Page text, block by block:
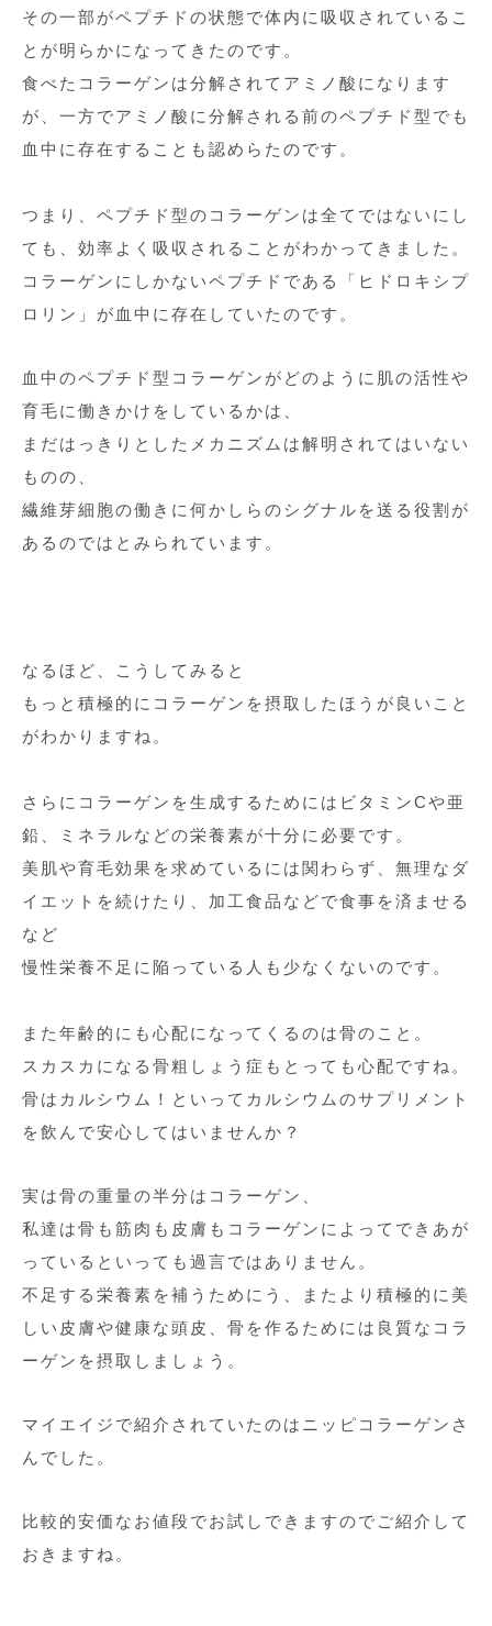
その一部がペプチドの状態で体内に吸収されているこ
とが明らかになってきたのです。
食べたコラーゲンは分解されてアミノ酸になります
が、一方でアミノ酸に分解される前のペプチド型でも
血中に存在することも認めらたのです。
つまり、ペプチド型のコラーゲンは全てではないにし
ても、効率よく吸収されることがわかってきました。
コラーゲンにしかないペプチドである「ヒドロキシプ
ロリン」が血中に存在していたのです。
血中のペプチド型コラーゲンがどのように肌の活性や
育毛に働きかけをしているかは、
まだはっきりとしたメカニズムは解明されてはいない
ものの、
繊維芽細胞の働きに何かしらのシグナルを送る役割が
あるのではとみられています。
なるほど、こうしてみると
もっと積極的にコラーゲンを摂取したほうが良いこと
がわかりますね。
さらにコラーゲンを生成するためにはビタミンCや亜
鉛、ミネラルなどの栄養素が十分に必要です。
美肌や育毛効果を求めているには関わらず、無理なダ
イエットを続けたり、加工食品などで食事を済ませる
など
慢性栄養不足に陥っている人も少なくないのです。
また年齢的にも心配になってくるのは骨のこと。
スカスカになる骨粗しょう症もとっても心配ですね。
骨はカルシウム！といってカルシウムのサプリメント
を飲んで安心してはいませんか？
実は骨の重量の半分はコラーゲン、
私達は骨も筋肉も皮膚もコラーゲンによってできあが
っているといっても過言ではありません。
不足する栄養素を補うためにう、またより積極的に美
しい皮膚や健康な頭皮、骨を作るためには良質なコラ
ーゲンを摂取しましょう。
マイエイジで紹介されていたのはニッピコラーゲンさ
んでした。
比較的安価なお値段でお試しできますのでご紹介して
おきますね。